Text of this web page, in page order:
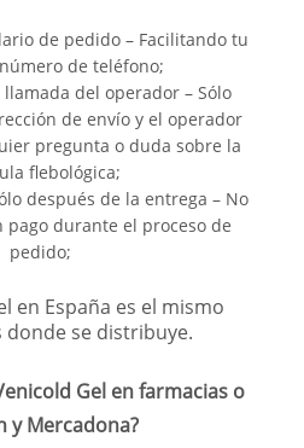
de pedido – Facilitando tu
de teléfono;
del operador – Sólo
de envío y el operador
pregunta o duda sobre la
flebológica;
después de la entrega – No
durante el proceso de
pedido;
en España es el mismo
donde se distribuye.
Gel en farmacias o
y Mercadona?